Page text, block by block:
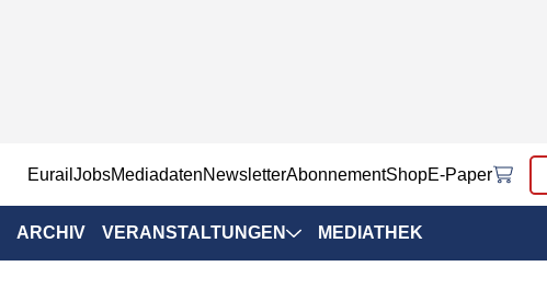
EurailJobsMediadatenNewsletterAbonnementShopE-Paper
ARCHIV VERANSTALTUNGEN MEDIATHEK